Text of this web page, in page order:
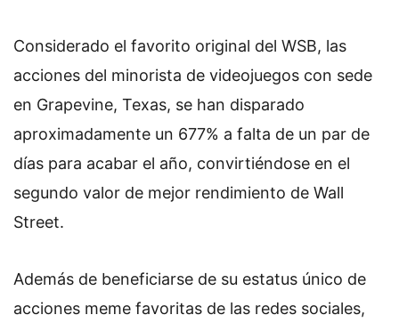
Considerado el favorito original del WSB, las
acciones del minorista de videojuegos con sede
en Grapevine, Texas, se han disparado
aproximadamente un 677% a falta de un par de
días para acabar el año, convirtiéndose en el
segundo valor de mejor rendimiento de Wall
Street.
Además de beneficiarse de su estatus único de
acciones meme favoritas de las redes sociales,